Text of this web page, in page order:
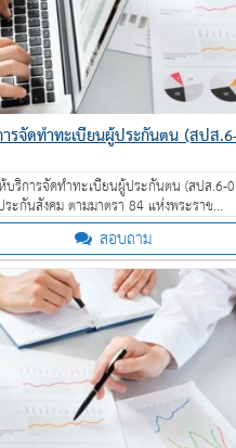
รจัดทำทะเบียนผู้ประกันตน (สปส
ห้บริการจัดทำทะเบียนผู้ประกันตน (สปส.6-
ระกันสังคม ตามมาตรา 84 แห่งพระราช
ประกันสังคม พ.ศ.2533
สอบถาม